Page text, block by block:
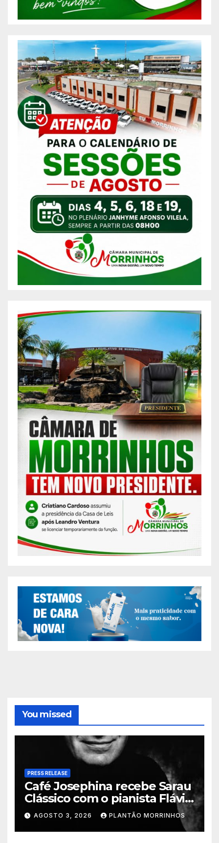
You missed
PRESS RELEASE
Café Josephina recebe Sarau
Clássico com o pianista Flávio
Varani nesta terça-feira
AGOSTO 3, 2026 PLANTÃO MORRINHOS